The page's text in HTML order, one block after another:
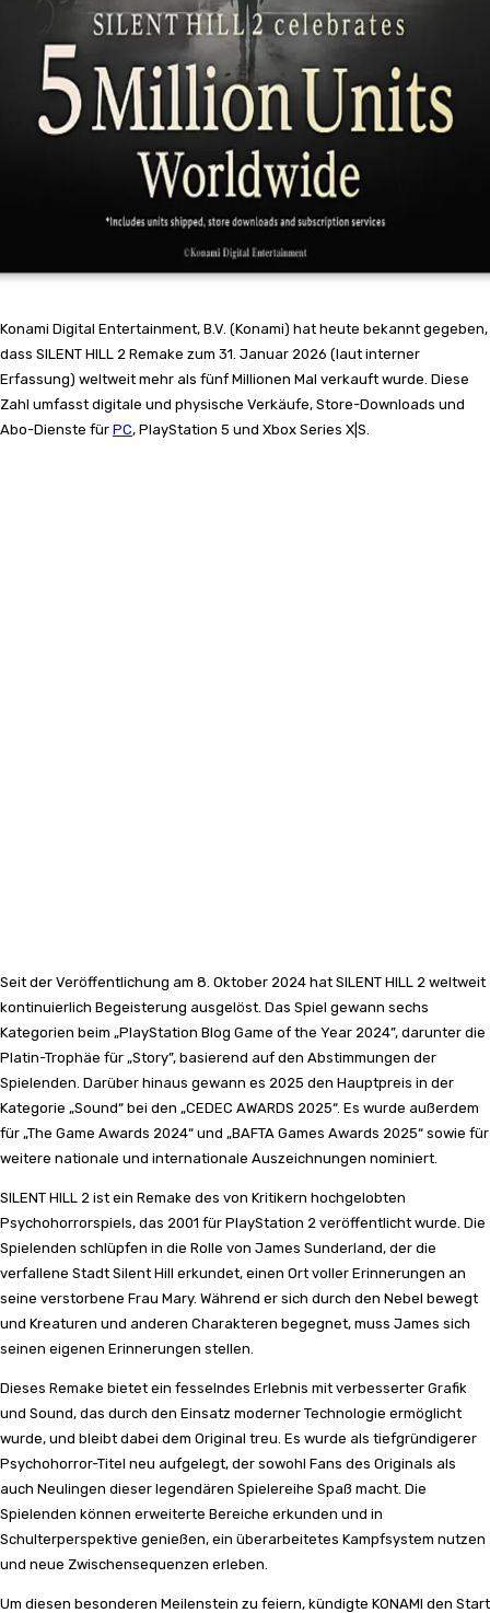
Konami Digital Entertainment, B.V. (Konami) hat heute bekannt gegeben,
dass SILENT HILL 2 Remake zum 31. Januar 2026 (laut interner
Erfassung) weltweit mehr als fünf Millionen Mal verkauft wurde. Diese
Zahl umfasst digitale und physische Verkäufe, Store-Downloads und
Abo-Dienste für PC, PlayStation 5 und Xbox Series X|S.
Seit der Veröffentlichung am 8. Oktober 2024 hat SILENT HILL 2 weltweit
kontinuierlich Begeisterung ausgelöst. Das Spiel gewann sechs
Kategorien beim „PlayStation Blog Game of the Year 2024”, darunter die
Platin-Trophäe für „Story”, basierend auf den Abstimmungen der
Spielenden. Darüber hinaus gewann es 2025 den Hauptpreis in der
Kategorie „Sound“ bei den „CEDEC AWARDS 2025“. Es wurde außerdem
für „The Game Awards 2024“ und „BAFTA Games Awards 2025“ sowie für
weitere nationale und internationale Auszeichnungen nominiert.
SILENT HILL 2 ist ein Remake des von Kritikern hochgelobten
Psychohorrorspiels, das 2001 für PlayStation 2 veröffentlicht wurde. Die
Spielenden schlüpfen in die Rolle von James Sunderland, der die
verfallene Stadt Silent Hill erkundet, einen Ort voller Erinnerungen an
seine verstorbene Frau Mary. Während er sich durch den Nebel bewegt
und Kreaturen und anderen Charakteren begegnet, muss James sich
seinen eigenen Erinnerungen stellen.
Dieses Remake bietet ein fesselndes Erlebnis mit verbesserter Grafik
und Sound, das durch den Einsatz moderner Technologie ermöglicht
wurde, und bleibt dabei dem Original treu. Es wurde als tiefgründigerer
Psychohorror-Titel neu aufgelegt, der sowohl Fans des Originals als
auch Neulingen dieser legendären Spielereihe Spaß macht. Die
Spielenden können erweiterte Bereiche erkunden und in
Schulterperspektive genießen, ein überarbeitetes Kampfsystem nutzen
und neue Zwischensequenzen erleben.
Um diesen besonderen Meilenstein zu feiern, kündigte KONAMI den Start